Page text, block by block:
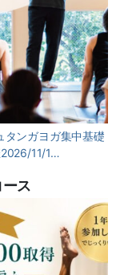
タンガヨガ集中基礎
11/1…
ス